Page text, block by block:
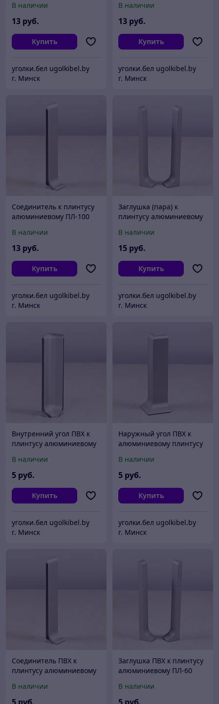
В наличии
13 руб.
Купить
уголки.бел ugolkibel.by
г. Минск
В наличии
13 руб.
Купить
уголки.бел ugolkibel.by
г. Минск
Соединитель к плинтусу
алюминиевому ПЛ-100
В наличии
13 руб.
Купить
уголки.бел ugolkibel.by
г. Минск
Заглушка (пара) к
плинтусу алюминиевому
В наличии
15 руб.
Купить
уголки.бел ugolkibel.by
г. Минск
Внутренний угол ПВХ к
плинтусу алюминиевому
В наличии
5 руб.
Купить
уголки.бел ugolkibel.by
г. Минск
Наружный угол ПВХ к
алюминиевому плинтусу
В наличии
5 руб.
Купить
уголки.бел ugolkibel.by
г. Минск
Соединитель ПВХ к
плинтусу алюминиевому
В наличии
Заглушка ПВХ к плинтусу
алюминиевому ПЛ-60
В наличии